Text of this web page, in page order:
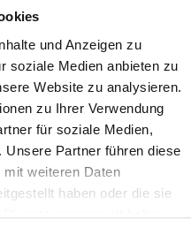
und Anzeigen zu
soziale Medien anbieten zu
Website zu analysieren.
zu Ihrer Verwendung
für soziale Medien,
Unsere Partner führen diese
weiteren Daten
haben oder die sie
• CH-6221